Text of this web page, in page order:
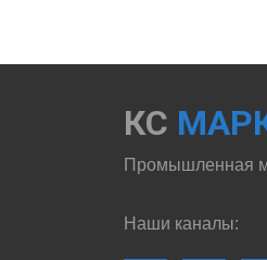
КС
Промышленная
Наши каналы: